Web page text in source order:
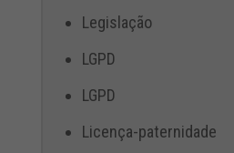
Legislação
LGPD
LGPD
Licença-paternidade